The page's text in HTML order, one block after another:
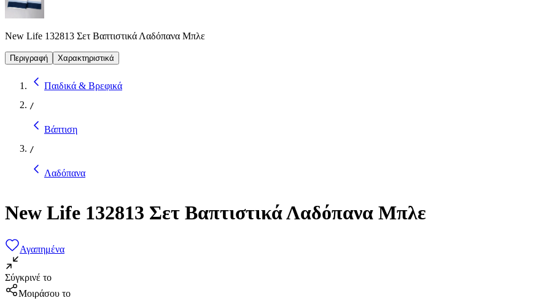
New Life 132813 Σετ Βαπτιστικά Λαδόπανα Μπλε
Περιγραφή Χαρακτηριστικά
Παιδικά & Βρεφικά
/
Βάπτιση
/
Λαδόπανα
New Life 132813 Σετ Βαπτιστικά Λαδόπανα Μπλε
Αγαπημένα
Σύγκρινέ το
Μοιράσου το